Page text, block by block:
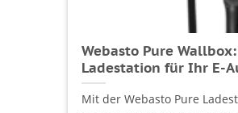
Webasto Pure
Ladestation für Ihr E-
Mit der Webasto Pure